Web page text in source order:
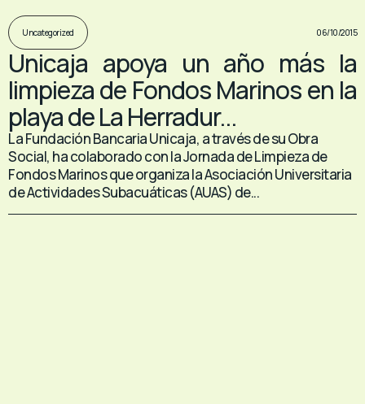
Uncategorized 06/10/2015
Unicaja apoya un año más la
limpieza de Fondos Marinos en la
playa de La Herradur...
La Fundación Bancaria Unicaja, a través de su Obra
Social, ha colaborado con la Jornada de Limpieza de
Fondos Marinos que organiza la Asociación Universitaria
de Actividades Subacuáticas (AUAS) de...